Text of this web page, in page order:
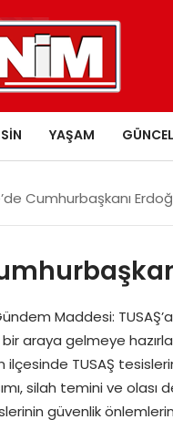
YAŞAM GÜNCEL
Cumhurbaşkanı
Maddesi:
araya gelmeye
TUSAŞ
silah temini ve olası
güvenlik